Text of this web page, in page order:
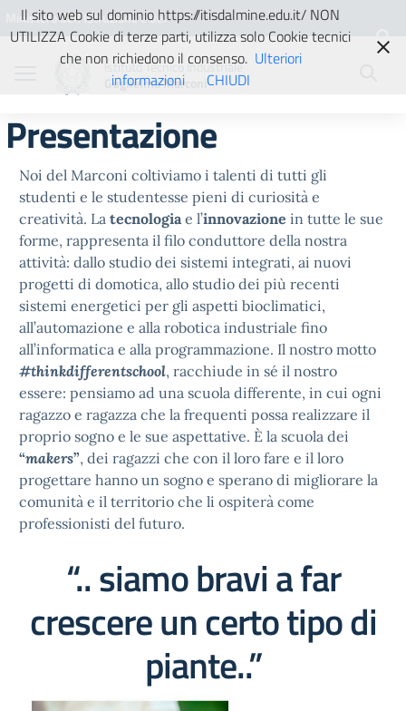
Vai ai contenuti
Vai al menu di navigazione
Vai al footer
Ministero dell'Istruzione e del
Istituto Tecnico Industriale
Guglielmo Marconi
Presentazione
Noi del Marconi coltiviamo i talenti di tutti gli
studenti e le studentesse pieni di curiosità e
creatività. La tecnologiae l’innovazione in tutte le sue
forme, rappresenta il filo conduttore della nostra
attività: dallo studio dei sistemi integrati, ai nuovi
progetti di domotica, allo studio dei più recenti
sistemi energetici per gli aspetti bioclimatici,
all’automazione e alla robotica industriale fino
all’informatica e alla programmazione. Il nostro motto
#thinkdifferentschool, racchiude in sé il nostro
essere: pensiamo ad una scuola differente, in cui ogni
ragazzo e ragazza che la frequenti possa realizzare il
proprio sogno e le sue aspettative. È la scuola dei
“makers”, dei ragazzi che con il loro fare e il loro
progettare hanno un sogno e sperano di migliorare la
comunità e il territorio che li ospiterà come
professionisti del futuro.
“.. siamo bravi a far
crescere un certo tipo di
piante..”
Il sito web sul dominio https://itisdalmine.edu.it/ NON
UTILIZZA Cookie di terze parti, utilizza solo Cookie tecnici
che non richiedono il consenso. Ulteriori
informazioni
CHIUDI